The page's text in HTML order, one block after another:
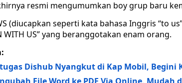
resmi mengumumkan boy grup baru
(diucapkan seperti kata bahasa Inggris “to
WITH US” yang beranggotakan enam orang.
Dishub Nyangkut di Kap Mobil, Begini